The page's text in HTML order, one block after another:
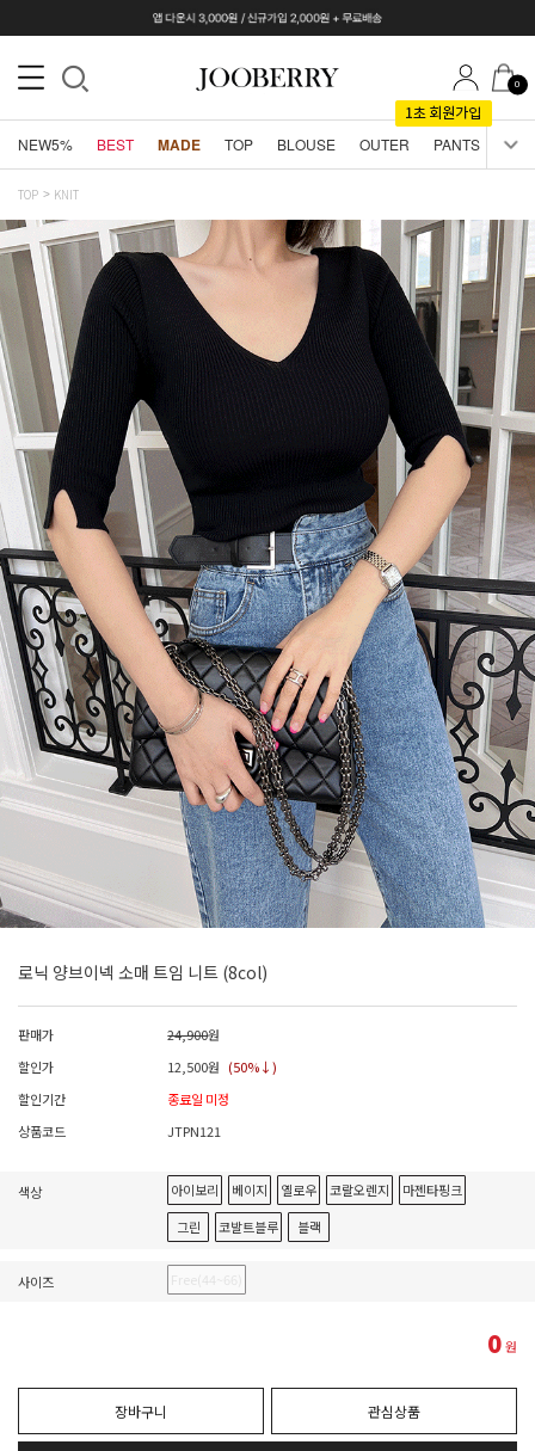
0
NEW5% BEST MADE TOP BLOUSE OUTER PANTS
TOP KNIT
로닉 양브이넥 소매 트임 니트 (8col)
판매가 24,900원
할인가
12,500원 (50%↓)
할인기간
종료일 미정
상품코드
JTPN121
색상 아이보리 베이지 옐로우 코랄오렌지
마젠타핑크
그린
코발트블루 블랙
사이즈
0원
장바구니 관심상품